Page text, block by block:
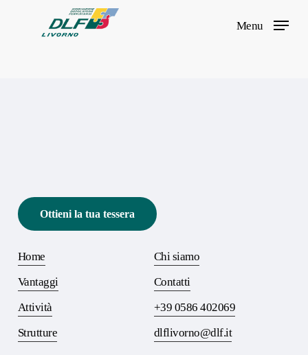
Menu
Ottieni la tua tessera
Home
Vantaggi
Attività
Strutture
Chi siamo
Contatti
+39 0586 402069
dlflivorno@dlf.it